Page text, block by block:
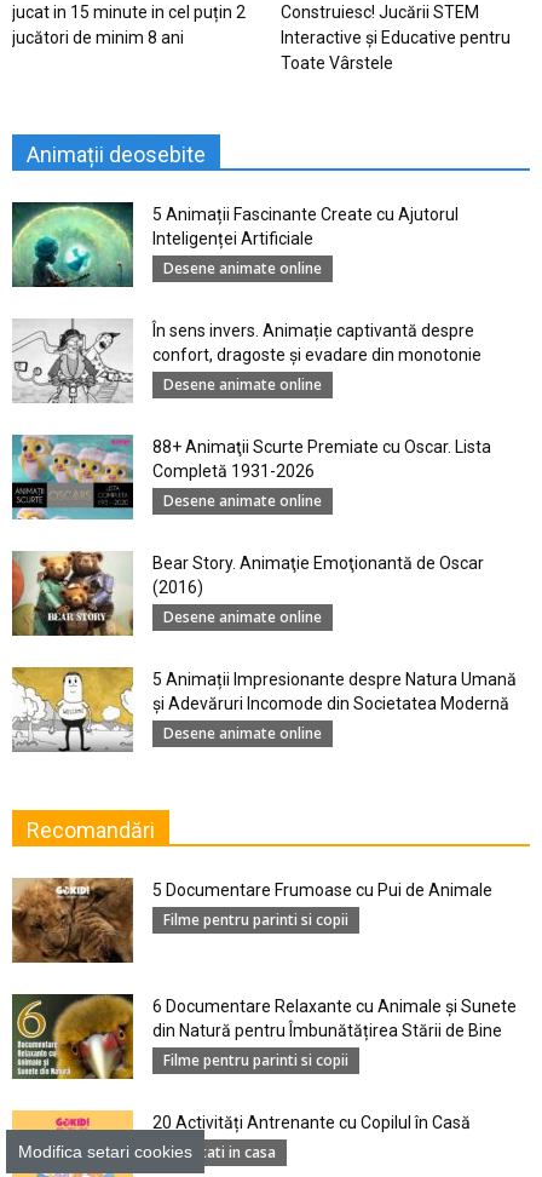
jucat in 15 minute in cel puțin 2
jucători de minim 8 ani
Construiesc! Jucării STEM
Interactive și Educative pentru
Toate Vârstele
Animații deosebite
5 Animații Fascinante Create cu Ajutorul
Inteligenței Artificiale
Desene animate online
În sens invers. Animație captivantă despre
confort, dragoste și evadare din monotonie
Desene animate online
88+ Animaţii Scurte Premiate cu Oscar. Lista
Completă 1931-2026
Desene animate online
Bear Story. Animaţie Emoţionantă de Oscar
(2016)
Desene animate online
5 Animații Impresionante despre Natura Umană
şi Adevăruri Incomode din Societatea Modernă
Desene animate online
Recomandări
5 Documentare Frumoase cu Pui de Animale
Filme pentru parinti si copii
6 Documentare Relaxante cu Animale și Sunete
din Natură pentru Îmbunătățirea Stării de Bine
Filme pentru parinti si copii
20 Activități Antrenante cu Copilul în Casă
Activitati in casa
Modifica setari cookies